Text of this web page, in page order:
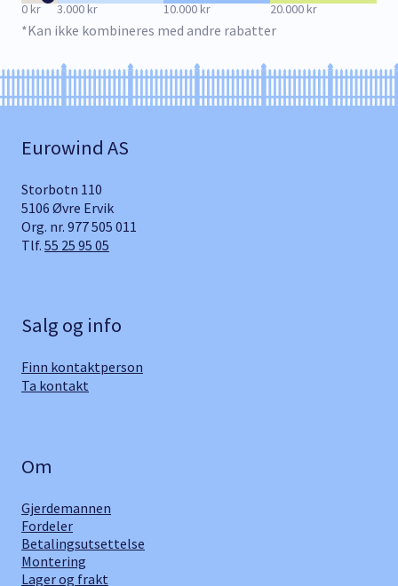
0 kr 3.000 kr 10.000 kr 20.000 kr
*Kan ikke kombineres med andre rabatter
Eurowind AS
Storbotn 110
5106 Øvre Ervik
Org. nr. 977 505 011
Tlf. 55 25 95 05
Salg og info
Finn kontaktperson
Ta kontakt
Om
Gjerdemannen
Fordeler
Betalingsutsettelse
Montering
Lager og frakt